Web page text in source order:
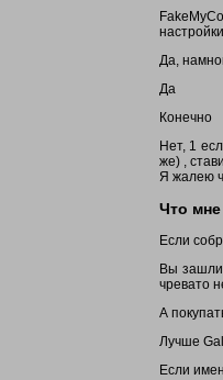
Да,
Да
Конечно
Нет, 1
же) ,
Я жалею
Что
Если
Вы зашли
чревато
А
Лучше
Если